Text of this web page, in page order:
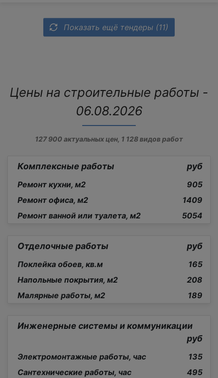
Показать ещё тендеры (11)
Цены на строительные работы -
06.08.2026
127 900 актуальных цен, 1 128видов работ
Комплексные работы руб
Ремонт кухни, м2
905
Ремонт офиса, м2
1409
Ремонт ванной или туалета, м2
5054
Отделочные работы руб
Поклейка обоев, кв.м
165
Напольные покрытия, м2
208
Малярные работы, м2
189
Инженерные системы и коммуникации
руб
Электромонтажные работы, час
135
Сантехнические работы, час
495